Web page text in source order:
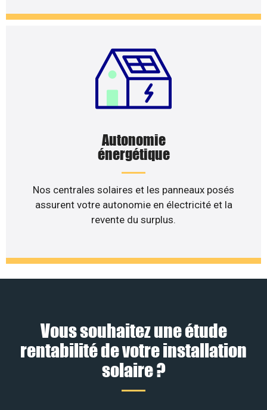
Autonomie
énergétique
Nos centrales solaires et les panneaux posés
assurent votre autonomie en électricité et la
revente du surplus.
Vous souhaitez une étude
rentabilité de votre installation
solaire ?